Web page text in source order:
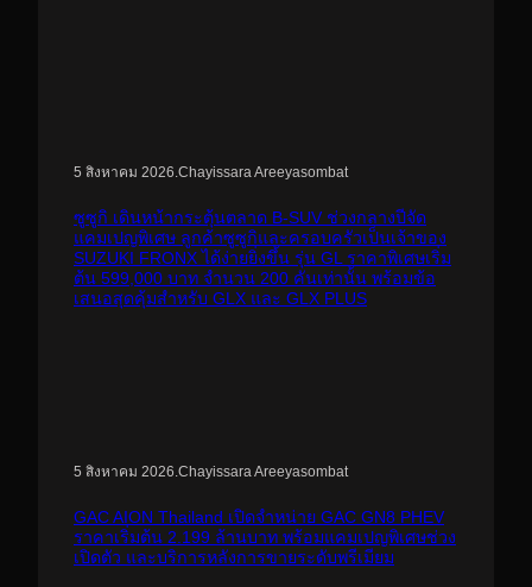
5 สิงหาคม 2026 Chayissara Areeyasombat
ซูซูกิ เดินหน้ากระตุ้นตลาด B-SUV ช่วงกลางปีจัด
แคมเปญพิเศษ ลูกค้าซูซูกิและครอบครัวเป็นเจ้าของ
SUZUKI FRONX ได้ง่ายยิ่งขึ้น รุ่น GL ราคาพิเศษเริ่ม
ต้น 599,000 บาท จำนวน 200 คันเท่านั้น พร้อมข้อ
เสนอสุดคุ้มสำหรับ GLX และ GLX PLUS
5 สิงหาคม 2026.Chayissara Areeyasombat
GAC AION Thailand เปิดจำหน่าย GAC GN8 PHEV
ราคาเริ่มต้น 2.199 ล้านบาท พร้อมแคมเปญพิเศษช่วง
เปิดตัว และบริการหลังการขายระดับพรีเมียม